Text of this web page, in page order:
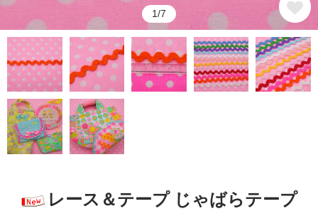
1/7
レース＆テープ じゃばらテープ